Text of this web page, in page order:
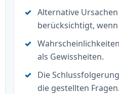
Alternative
berücksichtigt,
als Gewissheiten.
Die
die gestellten Fragen.